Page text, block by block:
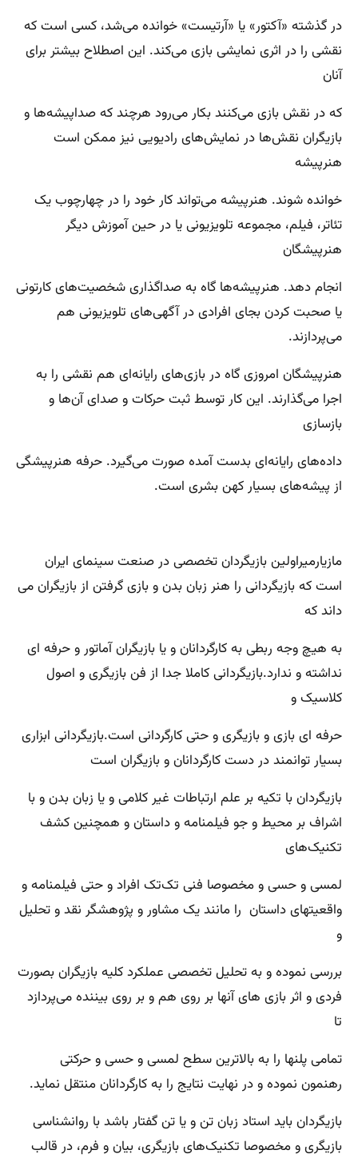
در گذشته «آکتور» یا «آرتیست» خوانده می‌شد، کسی است که
نقشی را در اثری نمایشی بازی می‌کند. این اصطلاح بیشتر برای
آنان
که در نقش بازی می‌کنند بکار می‌رود هرچند که صداپیشه‌ها و
بازیگران نقش‌ها در نمایش‌های رادیویی نیز ممکن است
هنرپیشه
خوانده شوند. هنرپیشه می‌تواند کار خود را در چهارچوب یک
تئاتر، فیلم، مجموعه تلویزیونی یا در حین آموزش دیگر
هنرپیشگان
انجام دهد. هنرپیشه‌ها گاه به صداگذاری شخصیت‌های کارتونی
یا صحبت کردن بجای افرادی در آگهی‌های تلویزیونی هم
می‌پردازند.
هنرپیشگان امروزی گاه در بازی‌های رایانه‌ای هم نقشی را به
اجرا می‌گذارند. این کار توسط ثبت حرکات و صدای آن‌ها و
بازسازی
داده‌های رایانه‌ای بدست آمده صورت می‌گیرد. حرفه هنرپیشگی
از پیشه‌های بسیار کهن بشری است.
مازیارمیراولین بازیگردان تخصصی در صنعت سینمای ایران
است که بازیگردانی را هنر زبان بدن و بازی گرفتن از بازیگران می
داند که
به هیچ وجه ربطی به کارگردانان و یا بازیگران آماتور و حرفه ای
نداشته و ندارد.بازیگردانی کاملا جدا از فن بازیگری و اصول
کلاسیک و
حرفه ای بازی و بازیگری و حتی کارگردانی است.بازیگردانی ابزاری
بسیار توانمند در دست کارگردانان و بازیگران است
بازیگردان با تکیه بر علم ارتباطات غیر کلامی و یا زبان بدن و با
اشراف بر محیط و جو فیلمنامه و داستان و همچنین کشف
تکنیک‌های
لمسی و حسی و مخصوصا فنی تک‌تک افراد و حتی فیلمنامه و
واقعیتهای داستان را مانند یک مشاور و پژوهشگر نقد و تحلیل
و
بررسی نموده و به تحلیل تخصصی عملکرد کلیه بازیگران بصورت
فردی و اثر بازی های آنها بر روی هم و بر روی بیننده می‌پردازد
تا
تمامی پلنها را به بالاترین سطح لمسی و حسی و حرکتی
رهنمون نموده و در نهایت نتایج را به کارگردانان منتقل نماید.
بازیگردان باید استاد زبان تن و یا تن گفتار باشد با روانشناسی
بازیگری و مخصوصا تکنیک‌های بازیگری، بیان و فرم، در قالب